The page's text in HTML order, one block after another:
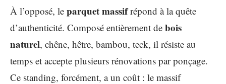
À l’opposé, le parquet massifrépond à la quête
d’authenticité. Composé entièrement de bois
naturel, chêne, hêtre, bambou, teck, il résiste au
temps et accepte plusieurs rénovations par ponçage.
Ce standing, forcément, a un coût : le massif